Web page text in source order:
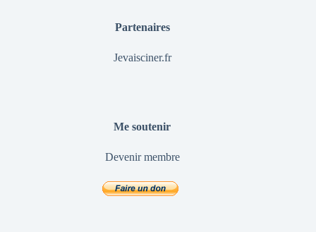
Partenaires
Jevaisciner.fr
Me soutenir
Devenir membre